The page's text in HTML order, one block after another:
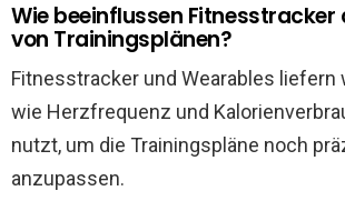
Wie beeinflussen Fitnesstracker
von Trainingsplänen?
Fitnesstracker und Wearables liefern
wie Herzfrequenz und
nutzt, um die Trainingspläne noch
anzupassen.